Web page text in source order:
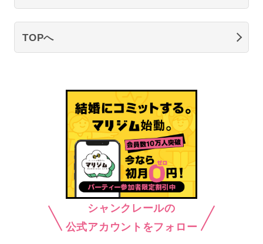
TOPへ
シャンクレールの
公式アカウントをフォロー